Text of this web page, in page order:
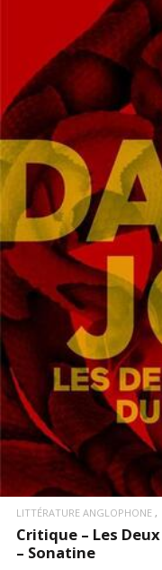
LITTÉRATURE ANGLOPHONE
Critique – Les
– Sonatine